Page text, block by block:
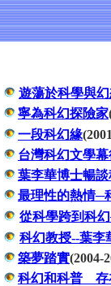
遊蕩於科學與
寧為科幻探險家
一段科幻緣
台灣科幻文學
葉李華博士暢
最理性的熱情─
從科學跨到科
科幻教授--葉李
築夢踏實(2004-
科幻和科普 存